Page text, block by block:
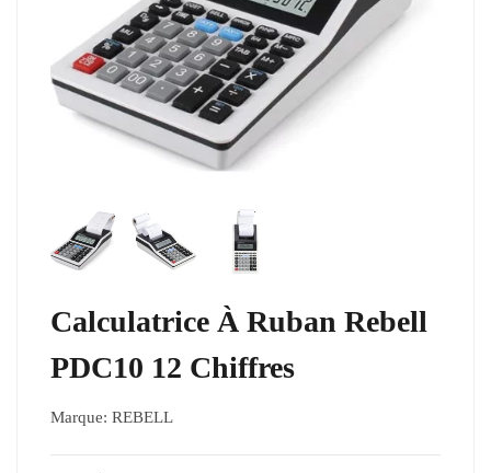
Calculatrice À Ruban Rebell
PDC10 12 Chiffres
Marque: REBELL